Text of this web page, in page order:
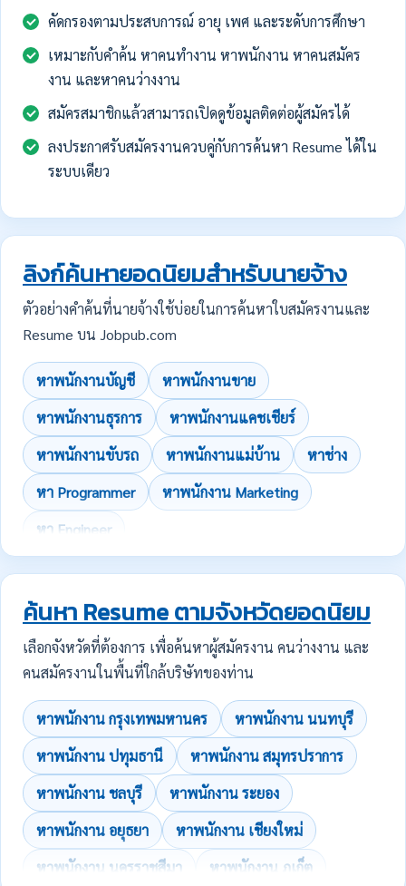
คัดกรองตามประสบการณ์ อายุ เพศ และระดับการศึกษา
เหมาะกับคำค้น หาคนทำงาน หาพนักงาน หาคนสมัคร
งาน และหาคนว่างงาน
สมัครสมาชิกแล้วสามารถเปิดดูข้อมูลติดต่อผู้สมัครได้
ลงประกาศรับสมัครงานควบคู่กับการค้นหา Resume ได้ใน
ระบบเดียว
ลิงก์ค้นหายอดนิยมสำหรับนายจ้าง
ตัวอย่างคำค้นที่นายจ้างใช้บ่อยในการค้นหาใบสมัครงานและ
Resume บน Jobpub.com
หาพนักงานบัญชี
หาพนักงานขาย
หาพนักงานธุรการ
หาพนักงานแคชเชียร์
หาพนักงานขับรถ
หาพนักงานแม่บ้าน
หาช่าง
หา Programmer
หาพนักงาน Marketing
หา Engineer
ค้นหา Resume ตามจังหวัดยอดนิยม
เลือกจังหวัดที่ต้องการ เพื่อค้นหาผู้สมัครงาน คนว่างงาน และ
คนสมัครงานในพื้นที่ใกล้บริษัทของท่าน
หาพนักงาน กรุงเทพมหานคร
หาพนักงาน นนทบุรี
หาพนักงาน ปทุมธานี
หาพนักงาน สมุทรปราการ
หาพนักงาน ชลบุรี
หาพนักงาน ระยอง
หาพนักงาน อยุธยา
หาพนักงาน เชียงใหม่
หาพนักงาน นครราชสีมา
หาพนักงาน ภูเก็ต